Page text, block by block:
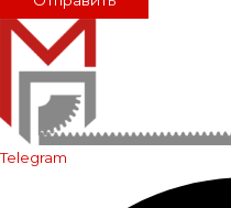
Telegram